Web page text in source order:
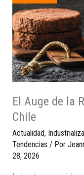
El Auge de la
Chile
Actualidad,
Tendencias / Por
28, 2026